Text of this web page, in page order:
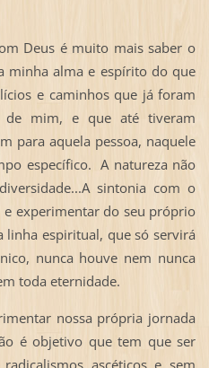
Deus é muito mais saber o
minha alma e espírito do que
e caminhos que já foram
de mim, e que até tiveram
para aquela pessoa, naquele
específico. A natureza não
sintonia com o
e experimentar do seu próprio
espiritual, que só servirá
nunca houve nem nunca
toda eternidade.
nossa própria jornada
é objetivo que tem que ser
ascéticos e sem